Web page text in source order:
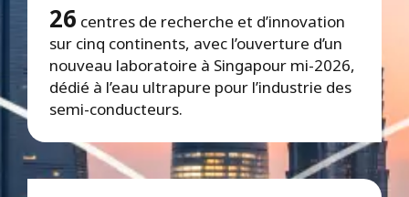
26 centres de recherche et d’innovation
sur cinq continents, avec l’ouverture d’un
nouveau laboratoire à Singapour mi-2026,
dédié à l’eau ultrapure pour l’industrie des
semi-conducteurs.